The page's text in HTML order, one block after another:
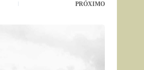
PRÓXIMO